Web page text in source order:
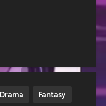
Drama
Fantasy